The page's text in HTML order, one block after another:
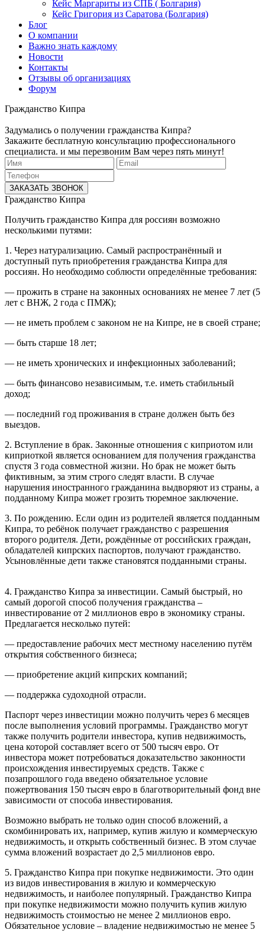
Кейс Маргариты из СПБ ( Болгария)
Кейс Григория из Саратова (Болгария)
Блог
О компании
Важно знать каждому
Новости
Контакты
Отзывы об организациях
Форум
Гражданство Кипра
Задумались о получении гражданства Кипра?
Закажите бесплатную консультацию профессионального
специалиста. и мы перезвоним Вам через пять минут!
ЗАКАЗАТЬ ЗВОНОК
Гражданство Кипра
Получить гражданство Кипра для россиян возможно
несколькими путями:
1. Через натурализацию. Самый распространённый и
доступный путь приобретения гражданства Кипра для
россиян. Но необходимо соблюсти определённые требования:
— прожить в стране на законных основаниях не менее 7 лет (5
лет с ВНЖ, 2 года с ПМЖ);
— не иметь проблем с законом не на Кипре, не в своей стране;
— быть старше 18 лет;
— не иметь хронических и инфекционных заболеваний;
— быть финансово независимым, т.е. иметь стабильный
доход;
— последний год проживания в стране должен быть без
выездов.
2. Вступление в брак. Законные отношения с киприотом или
киприоткой является основанием для получения гражданства
спустя 3 года совместной жизни. Но брак не может быть
фиктивным, за этим строго следят власти. В случае
нарушения иностранного гражданина выдворяют из страны, а
подданному Кипра может грозить тюремное заключение.
3. По рождению. Если один из родителей является подданным
Кипра, то ребёнок получает гражданство с разрешения
второго родителя. Дети, рождённые от российских граждан,
обладателей кипрских паспортов, получают гражданство.
Усыновлённые дети также становятся подданными страны.
4. Гражданство Кипра за инвестиции. Самый быстрый, но
самый дорогой способ получения гражданства –
инвестирование от 2 миллионов евро в экономику страны.
Предлагается несколько путей:
— предоставление рабочих мест местному населению путём
открытия собственного бизнеса;
— приобретение акций кипрских компаний;
— поддержка судоходной отрасли.
Паспорт через инвестиции можно получить через 6 месяцев
после выполнения условий программы. Гражданство могут
также получить родители инвестора, купив недвижимость,
цена которой составляет всего от 500 тысяч евро. От
инвестора может потребоваться доказательство законности
происхождения инвестируемых средств. Также с
позапрошлого года введено обязательное условие
пожертвования 150 тысяч евро в благотворительный фонд вне
зависимости от способа инвестирования.
Возможно выбрать не только один способ вложений, а
скомбинировать их, например, купив жилую и коммерческую
недвижимость, и открыть собственный бизнес. В этом случае
сумма вложений возрастает до 2,5 миллионов евро.
5. Гражданство Кипра при покупке недвижимости. Это один
из видов инвестирования в жилую и коммерческую
недвижимость, и наиболее популярный. Гражданство Кипра
при покупке недвижимости можно получить купив жилую
недвижимость стоимостью не менее 2 миллионов евро.
Обязательное условие – владение недвижимостью не менее 5